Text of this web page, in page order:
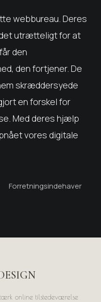
webbureau. Deres
utrætteligt for at
den
den fortjener. De
skræddersyede
en forskel for
Med deres hjælp
vores digitale
–Forretningsindehaver
online tilstedeværelse